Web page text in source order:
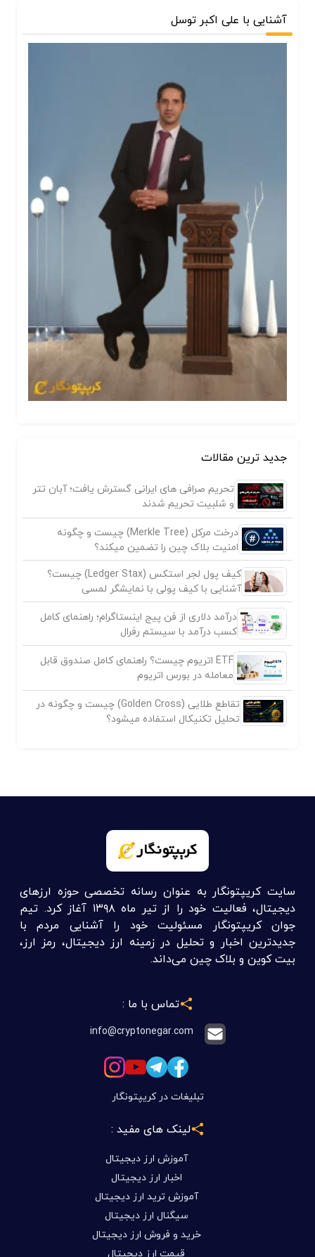
آشنایی با علی اکبر توسل
جدید ترین مقالات
تحریم صرافی های ایرانی گسترش یافت؛ آبان تتر
و شلبیت تحریم شدند
درخت مرکل (Merkle Tree) چیست و چگونه
امنیت بلاک چین را تضمین میکند؟
کیف پول لجر استکس (Ledger Stax) چیست؟
آشنایی با کیف پولی با نمایشگر لمسی
درآمد دلاری از فن پیج اینستاگرام؛ راهنمای کامل
کسب درآمد با سیستم رفرال
ETF اتریوم چیست؟ راهنمای کامل صندوق قابل
معامله در بورس اتریوم
تقاطع طلایی (Golden Cross) چیست و چگونه در
تحلیل تکنیکال استفاده میشود؟
سایت کریپتونگار به عنوان رسانه تخصصی حوزه ارزهای
دیجیتال، فعالیت خود را از تیر ماه ۱۳۹۸ آغاز کرد. تیم
جوان کریپتونگار مسئولیت خود را آشنایی مردم با
جدیدترین اخبار و تحلیل در زمینه ارز دیجیتال، رمز ارز،
بیت کوین و بلاک چین می‌داند.
تماس با ما :
info@cryptonegar.com
تبلیغات در کریپتونگار
لینک های مفید :
آموزش ارز دیجیتال
اخبار ارز دیجیتال
آموزش ترید ارز دیجیتال
سیگنال ارز دیجیتال
خرید و فروش ارز دیجیتال
قیمت ارز دیجیتال